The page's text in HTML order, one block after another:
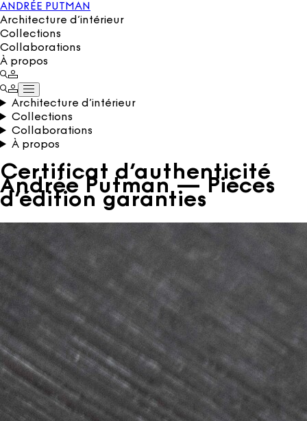
ANDRÉE PUTMAN
Architecture d’intérieur
Collections
Collaborations
À propos
Architecture d’intérieur
Collections
Collaborations
À propos
Certificat d’authenticité
Andrée Putman — Pièces
d’édition garanties